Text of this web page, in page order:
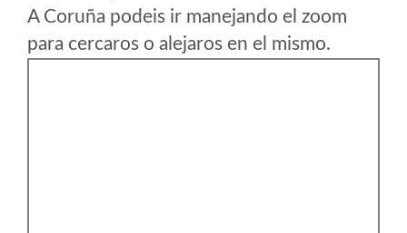
A Coruña podeis ir manejando el zoom
para cercaros o alejaros en el mismo.